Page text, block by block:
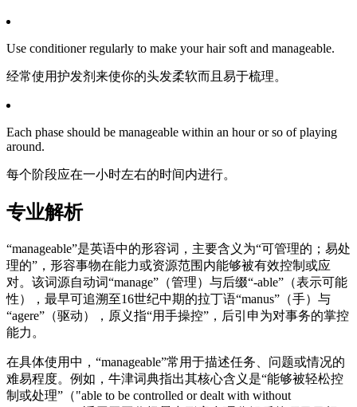
Use conditioner regularly to make your hair soft and manageable.
经常使用护发剂来使你的头发柔软而且易于梳理。
Each phase should be manageable within an hour or so of playing
around.
每个阶段应在一小时左右的时间内进行。
专业解析
“manageable”是英语中的形容词，主要含义为“可管理的；易处
理的”，形容事物在能力或资源范围内能够被有效控制或应
对。该词源自动词“manage”（管理）与后缀“-able”（表示可能
性），最早可追溯至16世纪中期的拉丁语“manus”（手）与
“agere”（驱动），原义指“用手操控”，后引申为对事务的掌控
能力。
在具体使用中，“manageable”常用于描述任务、问题或情况的
难易程度。例如，牛津词典指出其核心含义是“能够被轻松控
制或处理”（"able to be controlled or dealt with without